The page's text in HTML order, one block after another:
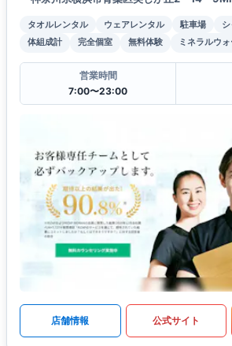
タオルレンタル ウェアレンタル 駐車場
体組成計
完全個室 無料体験 ミネラルウ
営業時間
7:00〜23:00
店舗情報 公式サイト